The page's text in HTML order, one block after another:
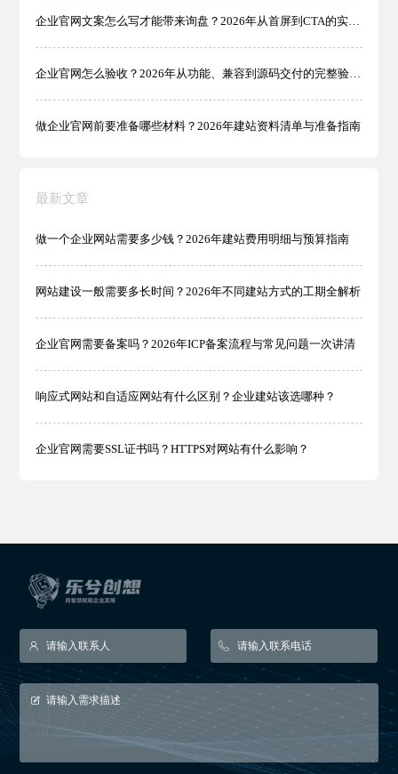
企业官网文案怎么写才能带来询盘？2026年从首屏到CTA的实操指南
企业官网怎么验收？2026年从功能、兼容到源码交付的完整验收清单
做企业官网前要准备哪些材料？2026年建站资料清单与准备指南
最新文章
做一个企业网站需要多少钱？2026年建站费用明细与预算指南
网站建设一般需要多长时间？2026年不同建站方式的工期全解析
企业官网需要备案吗？2026年ICP备案流程与常见问题一次讲清
响应式网站和自适应网站有什么区别？企业建站该选哪种？
企业官网需要SSL证书吗？HTTPS对网站有什么影响？